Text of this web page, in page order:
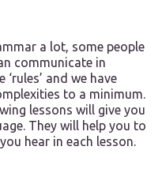
a lot, some people
communicate in
and we have
to a minimum.
lessons will give you
They will help you to
hear in each lesson.